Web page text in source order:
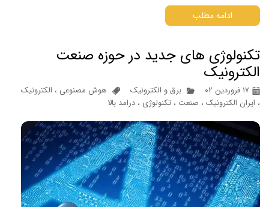
ادامه مطلب
تکنولوژی های جدید در حوزه صنعت
الکترونیک
۱۷ فروردین ۰۲ برق و الکترونیک هوش مصنوعی ، الکترونیک
، ایران الکترونیک ، صنعت ، تکنولوژی ، درامد بالا